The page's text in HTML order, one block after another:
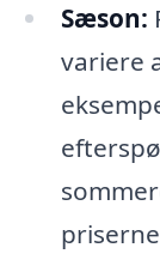
Sæson:
variere